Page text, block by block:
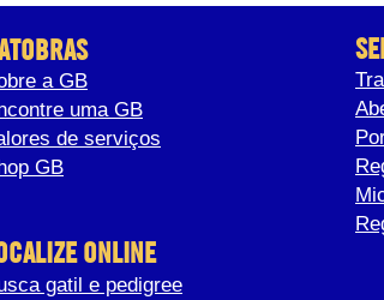
a GB
uma GB
de serviços
GB
ONLINE
gatil e pedigree